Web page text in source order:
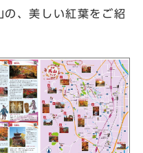
、美しい紅葉をご紹